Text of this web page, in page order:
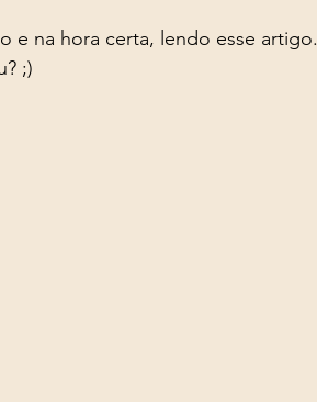
e na hora certa, lendo esse artigo.
;)